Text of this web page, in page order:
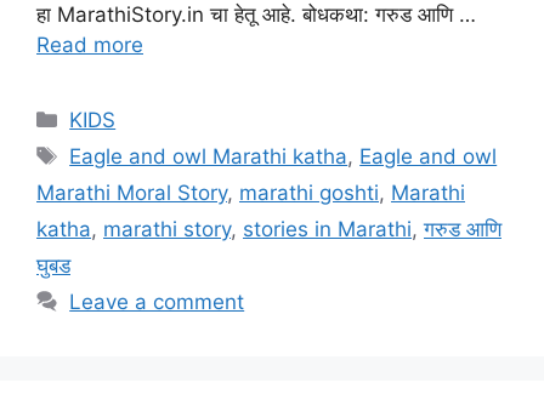
हा MarathiStory.in चा हेतू आहे. बोधकथा: गरुड आणि …
Read more
Categories
KIDS
Tags
Eagle and owl Marathi katha, Eagle and owl
Marathi Moral Story, marathi goshti, Marathi
katha, marathi story, stories in Marathi,गरुड आणि
घुबड
Leave a comment